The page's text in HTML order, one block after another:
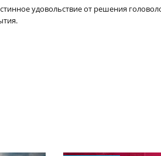
удовольствие от решения